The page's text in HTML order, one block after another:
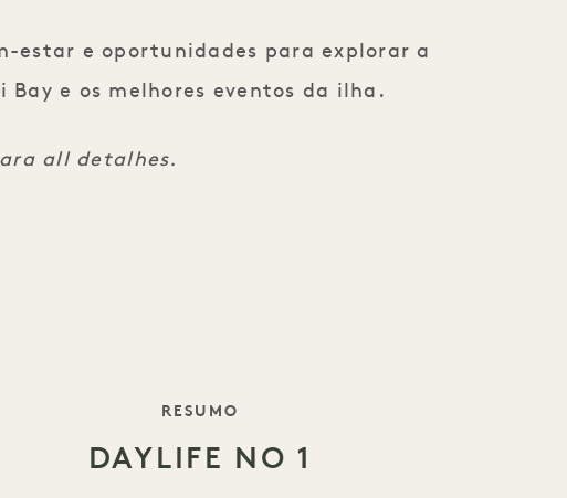
estar e oportunidades para explorar a
e os melhores eventos da ilha.
all detalhes.
RESUMO
DAYLIFE NO 1